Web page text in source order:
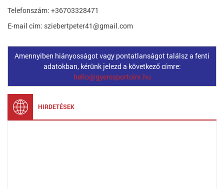
Telefonszám: +36703328471
E-mail cím: sziebertpeter41@gmail.com
Amennyiben hiányosságot vagy pontatlanságot találsz a fenti
adatokban, kérünk jelezd a következő címre:
hello@gyeresportolni.hu
HIRDETÉSEK